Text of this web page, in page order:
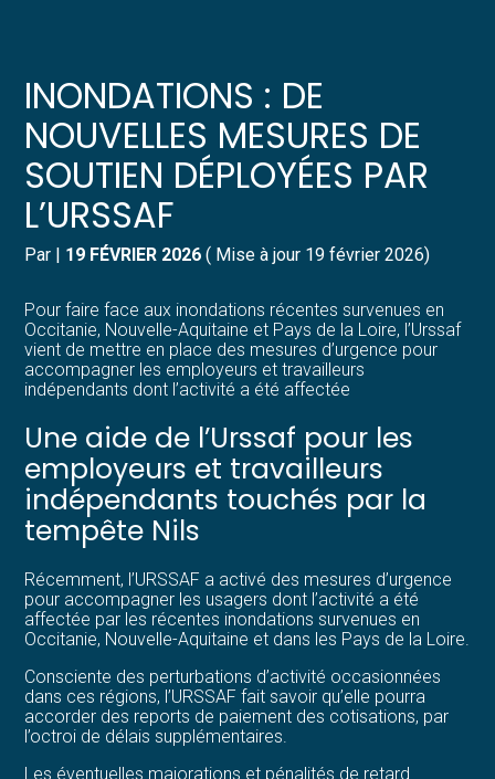
Gérer votre quotidien
Piloter votre entreprise
Développer votre entreprise
Structurer votre croissance
Être prêt pour la facturation
Suivre votre comptabilité
Gérer vos ressources humaines
Dématérialiser vos documents
INONDATIONS : DE
NOUVELLES MESURES DE
SOUTIEN DÉPLOYÉES PAR
L’URSSAF
Par | 19 FÉVRIER 2026 ( Mise à jour 19 février 2026)
Pour faire face aux inondations récentes survenues en
Occitanie, Nouvelle-Aquitaine et Pays de la Loire, l’Urssaf
vient de mettre en place des mesures d’urgence pour
accompagner les employeurs et travailleurs
indépendants dont l’activité a été affectée
Une aide de l’Urssaf pour les
employeurs et travailleurs
indépendants touchés par la
tempête Nils
Récemment, l’URSSAF a activé des mesures d’urgence
pour accompagner les usagers dont l’activité a été
affectée par les récentes inondations survenues en
Occitanie, Nouvelle-Aquitaine et dans les Pays de la Loire.
Consciente des perturbations d’activité occasionnées
dans ces régions, l’URSSAF fait savoir qu’elle pourra
accorder des reports de paiement des cotisations, par
l’octroi de délais supplémentaires.
Les éventuelles majorations et pénalités de retard